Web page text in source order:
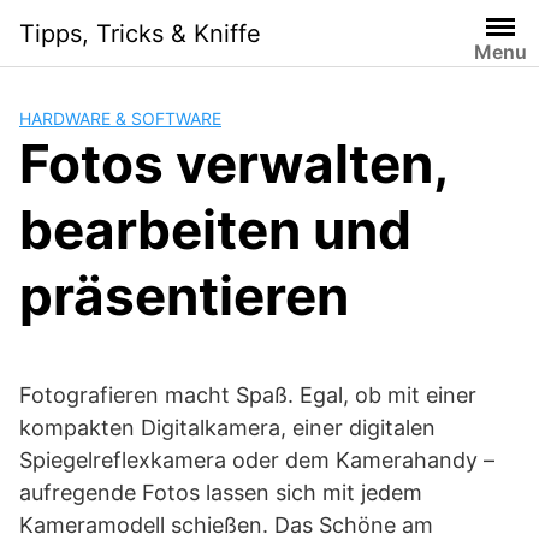
content
Tipps, Tricks & Kniffe
Menu
HARDWARE & SOFTWARE
Fotos verwalten,
bearbeiten und
präsentieren
Fotografieren macht Spaß. Egal, ob mit einer
kompakten Digitalkamera, einer digitalen
Spiegelreflexkamera oder dem Kamerahandy –
aufregende Fotos lassen sich mit jedem
Kameramodell schießen. Das Schöne am